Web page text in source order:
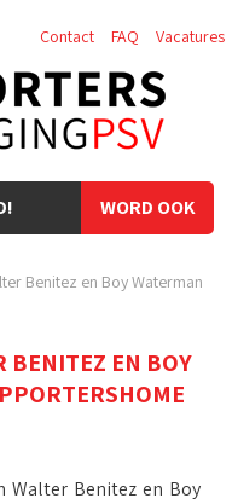
WORD OOK
Contact FAQ Vacatures
Benitez en Boy Waterman
BENITEZ EN BOY
Walter Benitez en Boy